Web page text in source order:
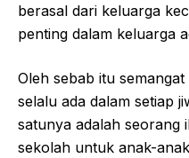
berasal dari keluarga
penting dalam keluarga
Oleh sebab itu
selalu ada dalam setiap
satunya adalah seorang
sekolah untuk anak-